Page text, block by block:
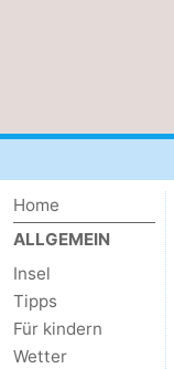
Home
ALLGEMEIN
Insel
Tipps
Für kindern
Wetter